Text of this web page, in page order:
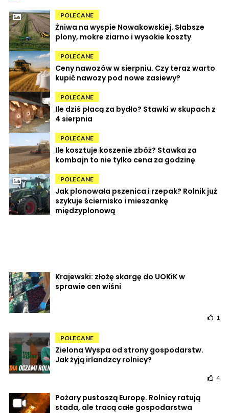
POLECANE
Żniwa na wyspie Nowakowskiej. Słabsze
plony, mokre ziarno i wysokie koszty
POLECANE
Ceny nawozów w sierpniu. Czy teraz warto
kupić nawozy pod nowe zasiewy?
POLECANE
Ile dziś płacą za bydło? Stawki w skupach z
4 sierpnia
POLECANE
Ile kosztuje koszenie zbóż? Stawka za
kombajn to nie tylko cena za godzinę
POLECANE
Jak plonowała pszenica i rzepak? Rolnik już
szykuje ściernisko i mieszankę
międzyplonową
Krajewski: złożę skargę do UOKiK w
sprawie cen wiśni
1
POLECANE
Zielona Wyspa od strony gospodarstw.
Jak żyją irlandzcy rolnicy?
4
Pożary pustoszą Europę. Rolnicy ratują
stada, ale tracą całe gospodarstwa